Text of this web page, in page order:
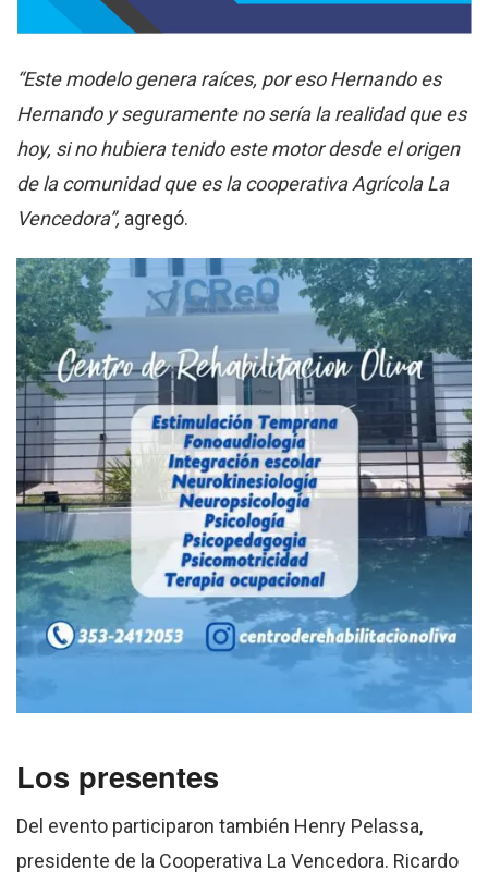
“Este modelo genera raíces, por eso Hernando es
Hernando y seguramente no sería la realidad que es
hoy, si no hubiera tenido este motor desde el origen
de la comunidad que es la cooperativa Agrícola La
Vencedora”, agregó.
Los presentes
Del evento participaron también Henry Pelassa,
presidente de la Cooperativa La Vencedora. Ricardo